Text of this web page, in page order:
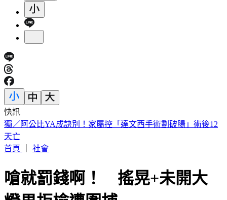
快訊
BLACKPINK慶10週年！Jisoo哭了 Lisa發聲
首頁
嗆就罰錢啊！ 搖晃+未開大
燈男拒檢遭圍捕